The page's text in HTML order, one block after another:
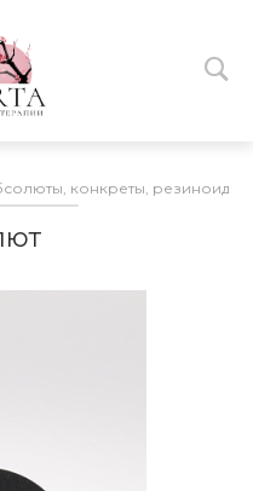
конкреты, резиноиды